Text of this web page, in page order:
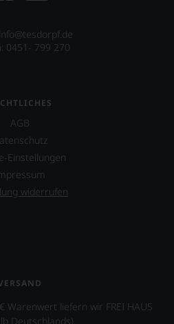
0451- 799 270
AGB
Einstellungen
widerrufen
Warenwert liefern wir FREI HAUS
Deutschlands).